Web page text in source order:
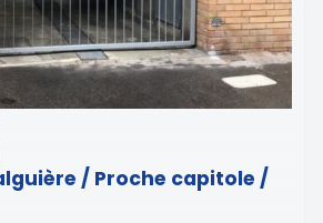
/ Proche capitole /